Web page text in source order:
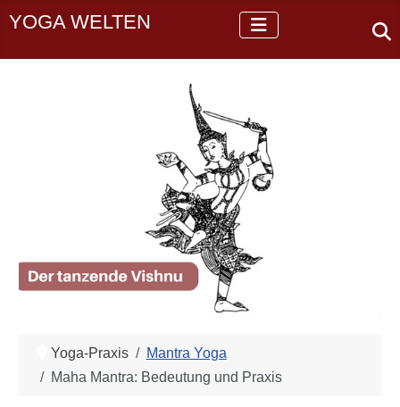
YOGA WELTEN
Yoga-Praxis
Mantra Yoga
Maha Mantra: Bedeutung und Praxis